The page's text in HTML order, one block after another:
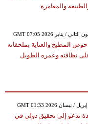
والمغامرة
المطبخ والعناية بملحقاته
نظافته وعمره الطويل
تدعو إلى تحقيق دولي في